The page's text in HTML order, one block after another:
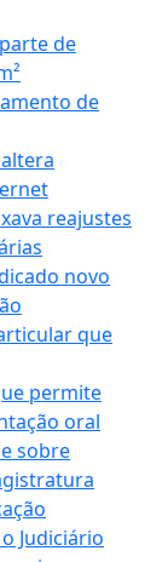
de
de
reajustes
novo
que
permite
oral
sobre
Judiciário